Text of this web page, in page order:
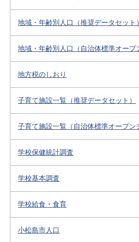
地域・年齢別人口（推奨データセット）
地域・年齢別人口（自治体標準オープ
地方税のしおり
子育て施設一覧（推奨データセット）
子育て施設一覧（自治体標準オープン
学校保健統計調査
学校基本調査
学校給食・食育
小松島市人口